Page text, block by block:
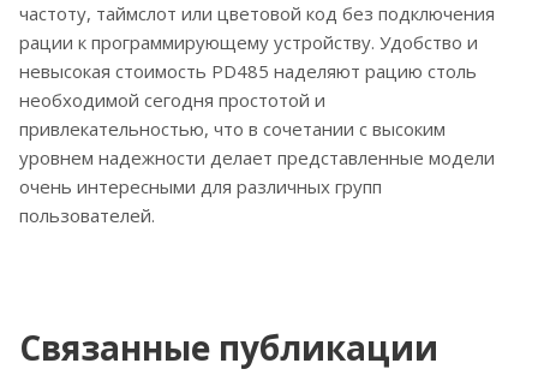
частоту, таймслот или цветовой код без подключения
рации к программирующему устройству. Удобство и
невысокая стоимость PD485 наделяют рацию столь
необходимой сегодня простотой и
привлекательностью, что в сочетании с высоким
уровнем надежности делает представленные модели
очень интересными для различных групп
пользователей.
Связанные публикации